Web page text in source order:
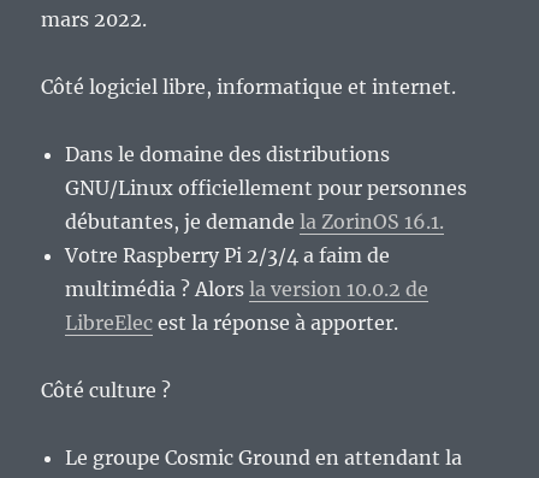
mars 2022.
Côté logiciel libre, informatique et internet.
Dans le domaine des distributions
GNU/Linux officiellement pour personnes
débutantes, je demandela ZorinOS 16.1.
Votre Raspberry Pi 2/3/4 a faim de
multimédia ? Alorsla version 10.0.2 de
LibreElec est la réponse à apporter.
Côté culture ?
Le groupe Cosmic Ground en attendant la